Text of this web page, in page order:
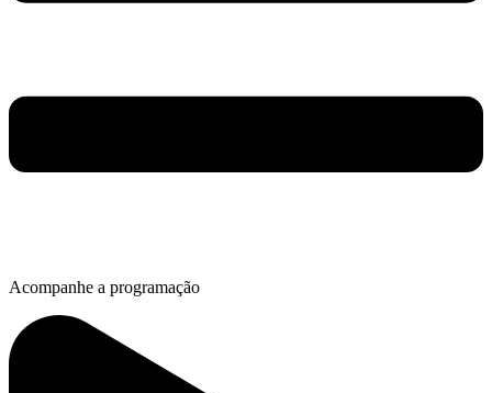
Acompanhe a programação